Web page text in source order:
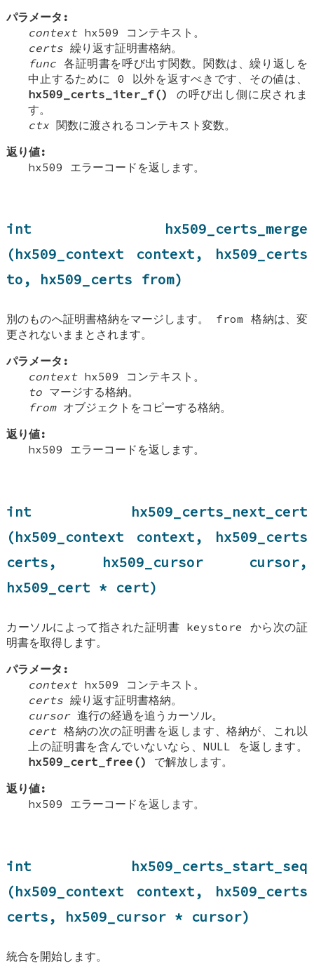
パラメータ:
contexthx509 コンテキスト。
certs 繰り返す証明書格納。
func 各証明書を呼び出す関数。関数は、繰り返しを
中止するために 0 以外を返すべきです、その値は、
hx509_certs_iter_f()
の呼び出し側に戻されま
す。
ctx 関数に渡されるコンテキスト変数。
返り値:
hx509 エラーコードを返します。
int hx509_certs_merge
(hx509_context context, hx509_certs
to, hx509_certs from)
別のものへ証明書格納をマージします。 from 格納は、変
更されないままとされます。
パラメータ:
contexthx509 コンテキスト。
to マージする格納。
fromオブジェクトをコピーする格納。
返り値:
hx509 エラーコードを返します。
int hx509_certs_next_cert
(hx509_context context, hx509_certs
certs, hx509_cursor cursor,
hx509_cert * cert)
カーソルによって指された証明書 keystore から次の証
明書を取得します。
パラメータ:
contexthx509 コンテキスト。
certs 繰り返す証明書格納。
cursor進行の経過を追うカーソル。
cert格納の次の証明書を返します、格納が、これ以
上の証明書を含んでいないなら、NULL を返します。
hx509_cert_free()
で解放します。
返り値:
hx509 エラーコードを返します。
int hx509_certs_start_seq
(hx509_context context, hx509_certs
certs, hx509_cursor * cursor)
統合を開始します。